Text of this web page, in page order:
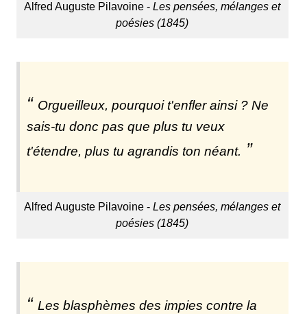
Alfred Auguste Pilavoine -Les pensées, mélanges et
poésies (1845)
Orgueilleux, pourquoi t'enfler ainsi ? Ne
sais-tu donc pas que plus tu veux
t'étendre, plus tu agrandis ton néant.
Alfred Auguste Pilavoine -Les pensées, mélanges et
poésies (1845)
Les blasphèmes des impies contre la